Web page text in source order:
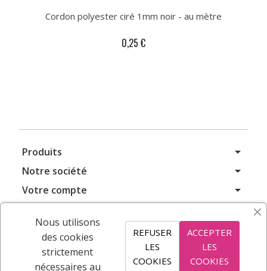
Cordon polyester ciré 1mm noir - au mètre
0,25 €
Produits arrow_drop_down
Notre société arrow_drop_down
Votre compte arrow_drop_down
S’ABONNER
Nous utilisons
des cookies
strictement
nécessaires au
ACCEPTER
LES
COOKIES
REFUSER
LES
COOKIES